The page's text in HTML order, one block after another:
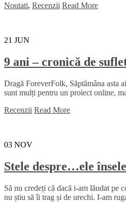
Noutati, Recenzii Read More
21 JUN
9 ani – cronică de
Dragă ForeverFolk, Săptămâna asta
sunt mulți pentru un proiect online,
Recenzii Read More
03 NOV
Stele despre…ele însele
Să nu credeți că dacă i-am lăudat pe
nu știu să îi trag și de urechi. I-am